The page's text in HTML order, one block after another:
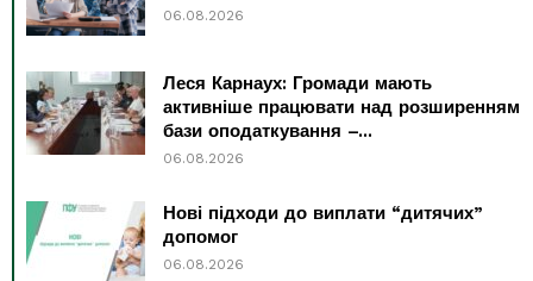
06.08.2026
Леся Карнаух: Громади мають
активніше працювати над розширенням
бази оподаткування –...
06.08.2026
Нові підходи до виплати “дитячих”
допомог
06.08.2026